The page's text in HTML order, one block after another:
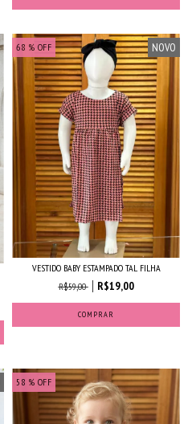
68 % OFF NOVO
VESTIDO BABY ESTAMPADO TAL FILHA
R$59,00
R$19,00
COMPRAR
58 % OFF